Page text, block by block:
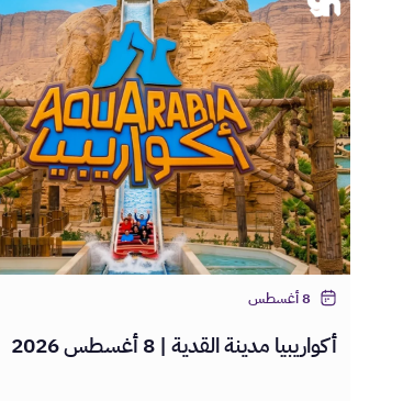
8 أغسطس
أكواريبيا مدينة القدية | 8 أغسطس 2026